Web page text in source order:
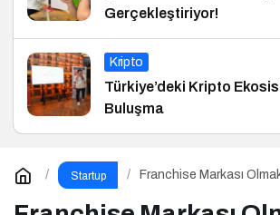
Gerçekleştiriyor!
Kripto
Türkiye’deki Kripto
Buluşma
Startup
Franchise Markası